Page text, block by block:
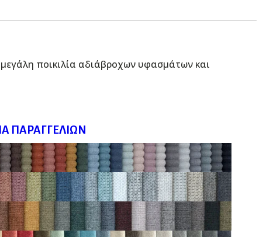
μεγάλη ποικιλία αδιάβροχων υφασμάτων και
ΠΑΡΑΓΓΕΛΙΏΝ